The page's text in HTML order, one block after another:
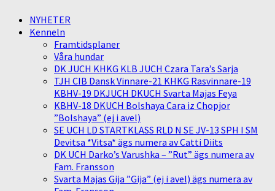
NYHETER
Kenneln
Framtidsplaner
Våra hundar
DK JUCH KHKG KLB JUCH Czara Tara’s Sarja
TJH CIB Dansk Vinnare-21 KHKG Rasvinnare-19
KBHV-19 DKJUCH DKUCH Svarta Majas Feya
KBHV-18 DKUCH Bolshaya Cara iz Chopjor
”Bolshaya” (ej i avel)
SE UCH LD STARTKLASS RLD N SE JV-13 SPH I SM
Devitsa *Vitsa* ägs numera av Catti Diits
DK UCH Darko’s Varushka – ”Rut” ägs numera av
Fam. Fransson
Svarta Majas Gija ”Gija” (ej i avel) ägs numera av